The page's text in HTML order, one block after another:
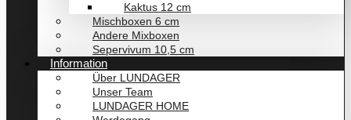
Kaktus 12 cm
Mischboxen 6 cm
Andere Mixboxen
Sepervivum 10,5 cm
Information
Über LUNDAGER
Unser Team
LUNDAGER HOME